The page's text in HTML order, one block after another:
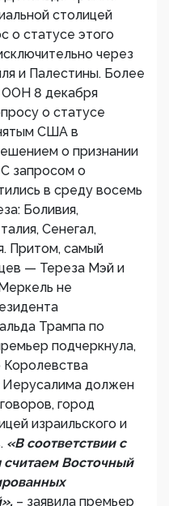
столицей
о статусе этого
через
и Палестины. Более
ООН 8 декабря
о статусе
США в
о признании
запросом о
в среду восемь
Боливия,
Сенегал,
Притом, самый
— Тереза Мэй и
не
Трампа по
подчеркнула,
Королевства
Иерусалима должен
город
израильского и
«В соответствии с
Восточный
– заявила премьер